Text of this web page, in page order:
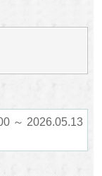
～ 2026.05.13